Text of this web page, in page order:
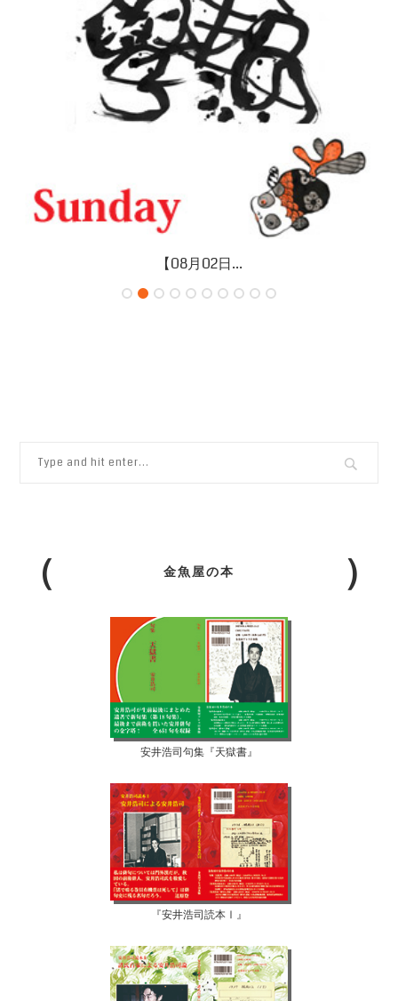
【08月02日...
金魚屋の本
安井浩司句集『天獄書』
『安井浩司読本Ⅰ』